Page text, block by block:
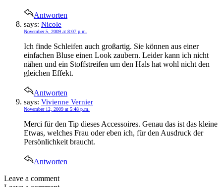
Antworten
says: Nicole
November 5, 2009 at 8:07 p.m.
Ich finde Schleifen auch großartig. Sie können aus einer
einfachen Bluse einen Look zaubern. Leider kann ich nicht
nähen und ein Stoffstreifen um den Hals hat wohl nicht den
gleichen Effekt.
Antworten
says: Vivienne Vernier
November 12, 2009 at 5:48 p.m.
Merci für den Tip dieses Accessoires. Genau das ist das kleine
Etwas, welches Frau oder eben ich, für den Ausdruck der
Persönlichkeit braucht.
Antworten
Leave a comment